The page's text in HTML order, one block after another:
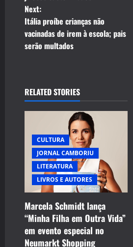
s
t
n
v
i
i
o
n
Next:
Itália proíbe crianças não
vacinadas de irem à escola; pais
serão multados
RELATED STORIES
CULTURA
JORNAL CAMBORIU
LITERATURA
LIVROS E AUTORES
Marcela Schmidt lança
“Minha Filha em Outra Vida”
em evento especial no
Neumarkt Shopping